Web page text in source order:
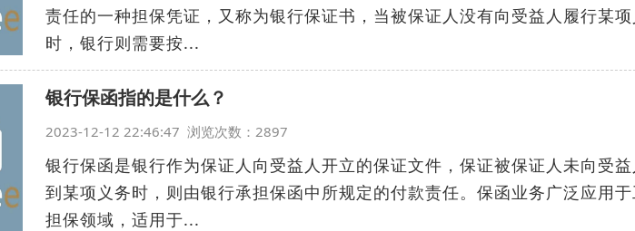
责任的一种担保凭证，又称为银行保证书，当被保证人没有向受益人履行某
时，银行则需要按...
银行保函指的是什么？
2023-12-12 22:46:47 浏览次数：2897
银行保函是银行作为保证人向受益人开立的保证文件，保证被保证人未向受
到某项义务时，则由银行承担保函中所规定的付款责任。保函业务广泛应用
担保领域，适用于...